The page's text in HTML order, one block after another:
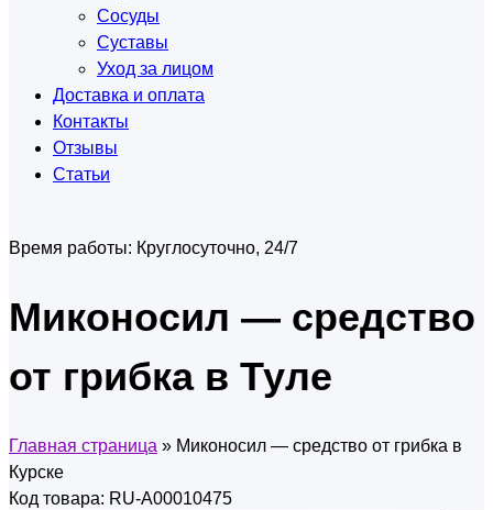
Сосуды
Суставы
Уход за лицом
Доставка и оплата
Контакты
Отзывы
Статьи
Время работы: Круглосуточно, 24/7
Миконосил — средство
от грибка в Туле
Главная страница » Миконосил — средство от грибка в
Курске
Код товара: RU-A00010475